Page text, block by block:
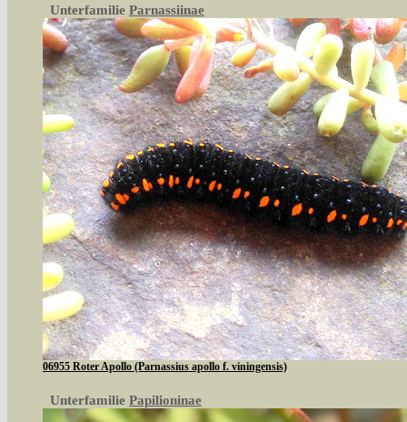
Unterfamilie Parnassiinae
06955 Roter Apollo (Parnassius apollo f. viningensis)
Unterfamilie Papilioninae